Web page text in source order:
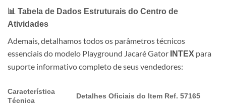
📊 Tabela de Dados Estruturais do Centro de
Atividades
Ademais, detalhamos todos os parâmetros técnicos
essenciais do modelo Playground Jacaré Gator INTEX para
suporte informativo completo de seus vendedores:
Característica
Técnica
Detalhes Oficiais do Item Ref. 57165